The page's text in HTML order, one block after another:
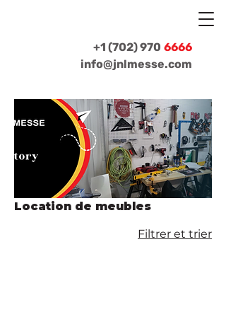
+1 (702) 970 6666
info@jnlmesse.com
Location de meubles
Filtrer et trier